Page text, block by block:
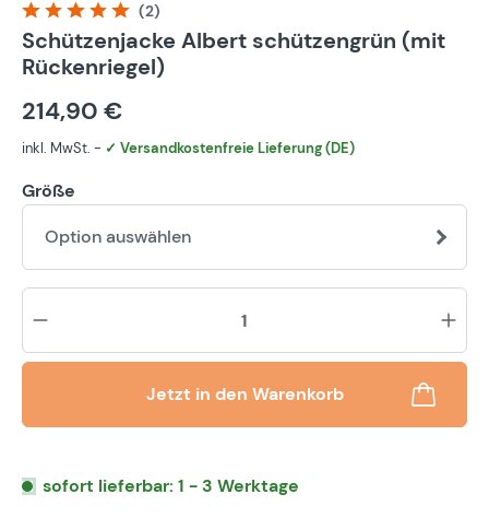
Durchschnittliche Bewertung von 5 von 5 Sternen
(2)
Schützenjacke Albert schützengrün (mit
Rückenriegel)
214,90 €
inkl. MwSt. - ✓ Versandkostenfreie Lieferung (DE)
Größe
Option auswählen
Jetzt in den Warenkorb
sofort lieferbar: 1 - 3 Werktage